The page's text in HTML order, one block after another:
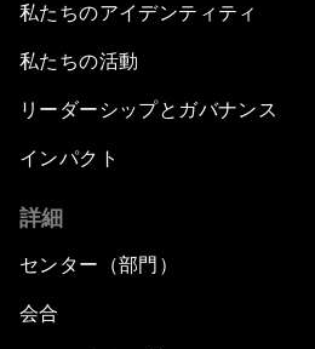
私たちのアイデンティティ
私たちの活動
リーダーシップとガバナンス
インパクト
詳細
センター（部門）
会合